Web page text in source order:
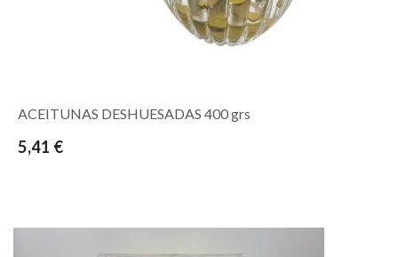
ACEITUNAS DESHUESADAS 400 grs
5,41 €